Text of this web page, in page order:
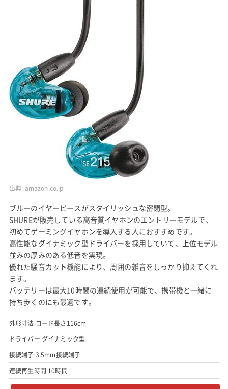
出典: amazon.co.jp
ブルーのイヤーピースがスタイリッシュな密閉型。
SHUREが販売している高音質イヤホンのエントリーモデルで、
初めてゲーミングイヤホンを導入する人におすすめです。
高性能なダイナミック型ドライバーを採用していて、上位モデル
並みの厚みのある低音を実現。
優れた騒音カット機能により、周囲の雑音をしっかり抑えてくれ
ます。
バッテリーは最大10時間の連続使用が可能で、携帯機と一緒に
持ち歩くのにも最適です。
外形寸法 コード長さ116cm
ドライバー ダイナミック型
接続端子 3.5mm接続端子
連続再生時間 10時間